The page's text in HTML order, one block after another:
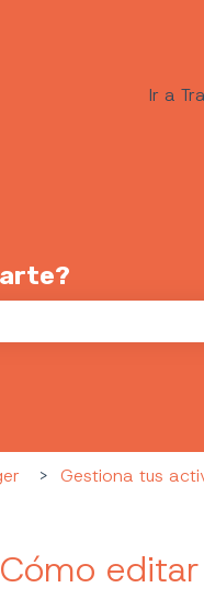
Ir a
búsqueda está
Gestiona tus
Cómo